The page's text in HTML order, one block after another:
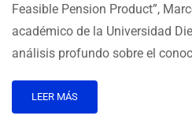
Feasible Pension Product”,
académico de la Universidad
análisis profundo sobre el
LEER MÁS